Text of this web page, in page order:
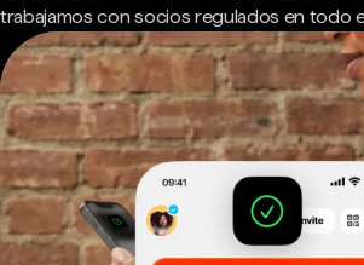
trabajamos con socios regulados en todo